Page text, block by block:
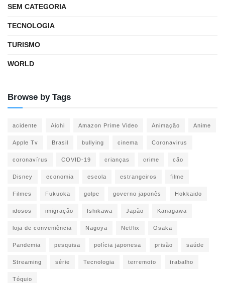
SEM CATEGORIA
TECNOLOGIA
TURISMO
WORLD
Browse by Tags
acidente Aichi Amazon Prime Video Animação Anime
Apple Tv Brasil bullying cinema Coronavirus
coronavírus COVID-19 crianças crime cão
Disney economia escola estrangeiros filme
Filmes Fukuoka golpe governo japonês Hokkaido
idosos imigração Ishikawa Japão Kanagawa
loja de conveniência Nagoya Netflix Osaka
Pandemia pesquisa polícia japonesa prisão saúde
Streaming série Tecnologia terremoto trabalho
Tóquio